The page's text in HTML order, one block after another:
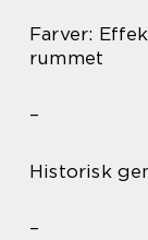
Farver:
rummet
–
Historisk
–